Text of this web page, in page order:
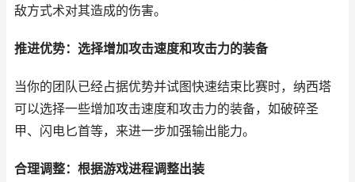
敌方式术对其造成的伤害。
推进优势：选择增加攻击速度和攻击力的装备
当你的团队已经占据优势并试图快速结束比赛时，纳西塔
可以选择一些增加攻击速度和攻击力的装备，如破碎圣
甲、闪电匕首等，来进一步加强输出能力。
合理调整：根据游戏进程调整出装